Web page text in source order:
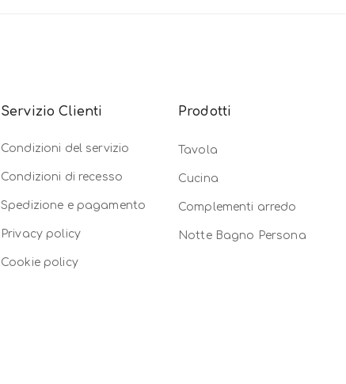
Servizio Clienti
Condizioni del servizio
Condizioni di recesso
Spedizione e pagamento
Privacy policy
Cookie policy
Prodotti
Tavola
Cucina
Complementi arredo
Notte Bagno Persona